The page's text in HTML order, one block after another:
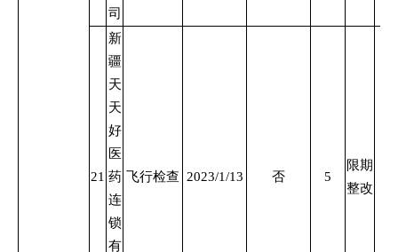
司
21
新
疆
天
天
好
医
药
连
锁
有
飞行检查 2023/1/13 否 5
限期
整改